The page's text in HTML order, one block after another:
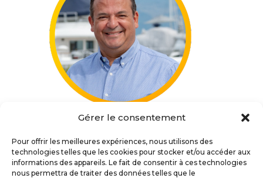
Gérer le consentement
Pour offrir les meilleures expériences, nous utilisons des
technologies telles que les cookies pour stocker et/ou accéder aux
informations des appareils. Le fait de consentir à ces technologies
nous permettra de traiter des données telles que le
Georges FRITSCH
Président chez WEBELSE et SENTIMANTIC